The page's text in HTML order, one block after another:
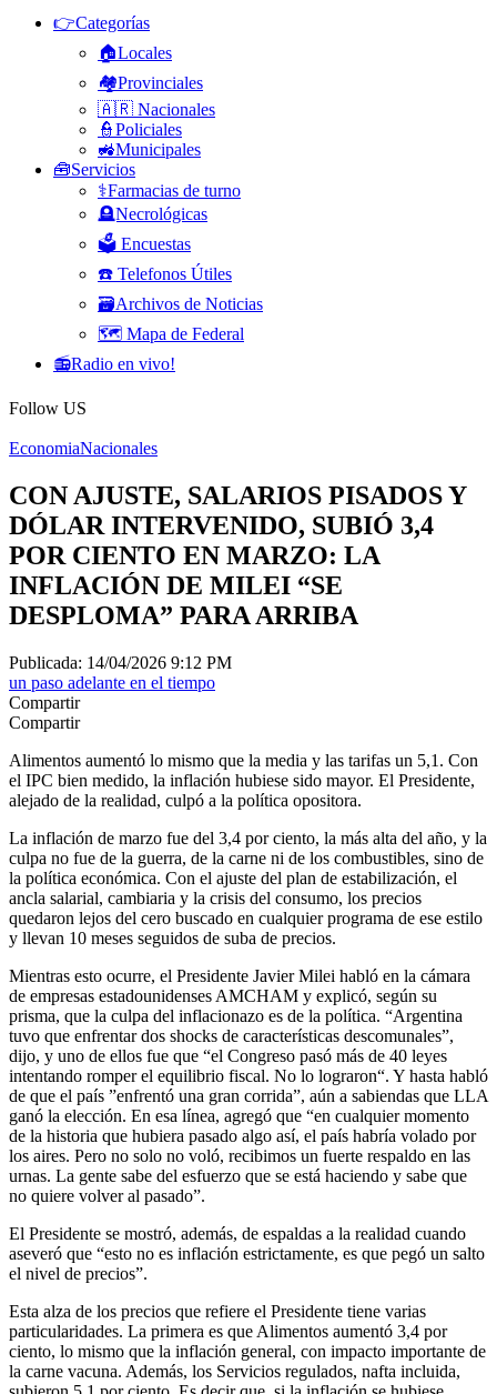
👉Categorías
🏠Locales
🏘️Provinciales
🇦🇷 Nacionales
👮Policiales
🚜Municipales
🧰Servicios
⚕️Farmacias de turno
🪦Necrológicas
🗳️ Encuestas
☎️ Telefonos Útiles
🗃️Archivos de Noticias
🗺️ Mapa de Federal
📻Radio en vivo!
Follow US
EconomiaNacionales
CON AJUSTE, SALARIOS PISADOS Y
DÓLAR INTERVENIDO, SUBIÓ 3,4
POR CIENTO EN MARZO: LA
INFLACIÓN DE MILEI “SE
DESPLOMA” PARA ARRIBA
Publicada: 14/04/2026 9:12 PM
un paso adelante en el tiempo
Compartir
Compartir
Alimentos aumentó lo mismo que la media y las tarifas un 5,1. Con
el IPC bien medido, la inflación hubiese sido mayor. El Presidente,
alejado de la realidad, culpó a la política opositora.
La inflación de marzo fue del 3,4 por ciento, la más alta del año, y la
culpa no fue de la guerra, de la carne ni de los combustibles, sino de
la política económica. Con el ajuste del plan de estabilización, el
ancla salarial, cambiaria y la crisis del consumo, los precios
quedaron lejos del cero buscado en cualquier programa de ese estilo
y llevan 10 meses seguidos de suba de precios.
Mientras esto ocurre, el Presidente Javier Milei habló en la cámara
de empresas estadounidenses AMCHAM y explicó, según su
prisma, que la culpa del inflacionazo es de la política. “Argentina
tuvo que enfrentar dos shocks de características descomunales”,
dijo, y uno de ellos fue que “el Congreso pasó más de 40 leyes
intentando romper el equilibrio fiscal. No lo lograron“. Y hasta habló
de que el país ”enfrentó una gran corrida”, aún a sabiendas que LLA
ganó la elección. En esa línea, agregó que “en cualquier momento
de la historia que hubiera pasado algo así, el país habría volado por
los aires. Pero no solo no voló, recibimos un fuerte respaldo en las
urnas. La gente sabe del esfuerzo que se está haciendo y sabe que
no quiere volver al pasado”.
El Presidente se mostró, además, de espaldas a la realidad cuando
aseveró que “esto no es inflación estrictamente, es que pegó un salto
el nivel de precios”.
Esta alza de los precios que refiere el Presidente tiene varias
particularidades. La primera es que Alimentos aumentó 3,4 por
ciento, lo mismo que la inflación general, con impacto importante de
la carne vacuna. Además, los Servicios regulados, nafta incluida,